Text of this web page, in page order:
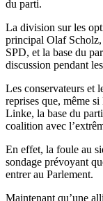
du parti.
La division sur les
principal Olaf Scholz,
SPD, et la base du
discussion pendant
Les conservateurs et
reprises que, même
Linke, la base du
coalition avec
En effet, la foule au
sondage prévoyant
entrer au Parlement.
Maintenant qu’une